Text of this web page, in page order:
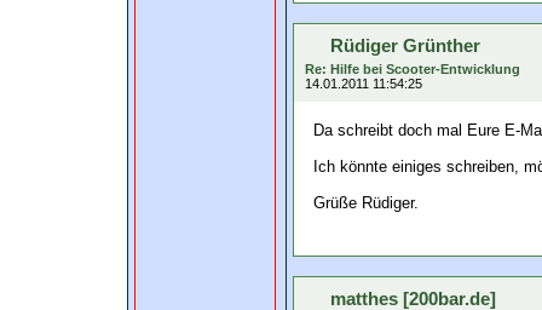
Rüdiger Grünther
Re: Hilfe bei Scooter-Entwicklung
14.01.2011 11:54:25
Da schreibt doch mal Eure E-
Ich könnte einiges schreiben,
Grüße Rüdiger.
matthes [200bar.de]